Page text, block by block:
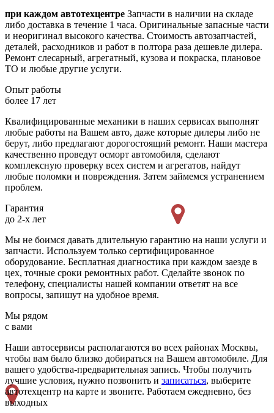
при каждом автотехцентре Запчасти в наличии на складе
либо доставка в течение 1 часа. Оригинальные запасные части
и неоригинал высокого качества. Стоимость автозапчастей,
деталей, расходников и работ в полтора раза дешевле дилера.
Ремонт слесарный, агрегатный, кузова и покраска, плановое
ТО и любые другие услуги.
Опыт работы
более 17 лет
Квалифицированные механики в наших сервисах выполнят
любые работы на Вашем авто, даже которые дилеры либо не
берут, либо предлагают дорогостоящий ремонт. Наши мастера
качественно проведут осморт автомобиля, сделают
комплексную проверку всех систем и агрегатов, найдут
любые поломки и повреждения. Затем займемся устранением
проблем.
Гарантия
до 2-х лет
Мы не боимся давать длительную гарантию на наши услуги и
запчасти. Используем только сертифицированное
оборудование. Бесплатная диагностика при каждом заезде в
цех, точные сроки ремонтных работ. Сделайте звонок по
телефону, специалисты нашей компании ответят на все
вопросы, запишут на удобное время.
Мы рядом
с вами
Наши автосервисы располагаются во всех районах Москвы,
чтобы вам было близко добираться на Вашем автомобиле. Для
вашего удобства-предварительная запись. Чтобы получить
лучшие условия, нужно позвонить и записаться, выберите
автотехцентр на карте и звоните. Работаем ежедневно, без
выходных